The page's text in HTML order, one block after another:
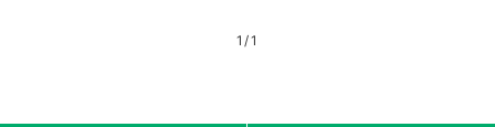
1 /1